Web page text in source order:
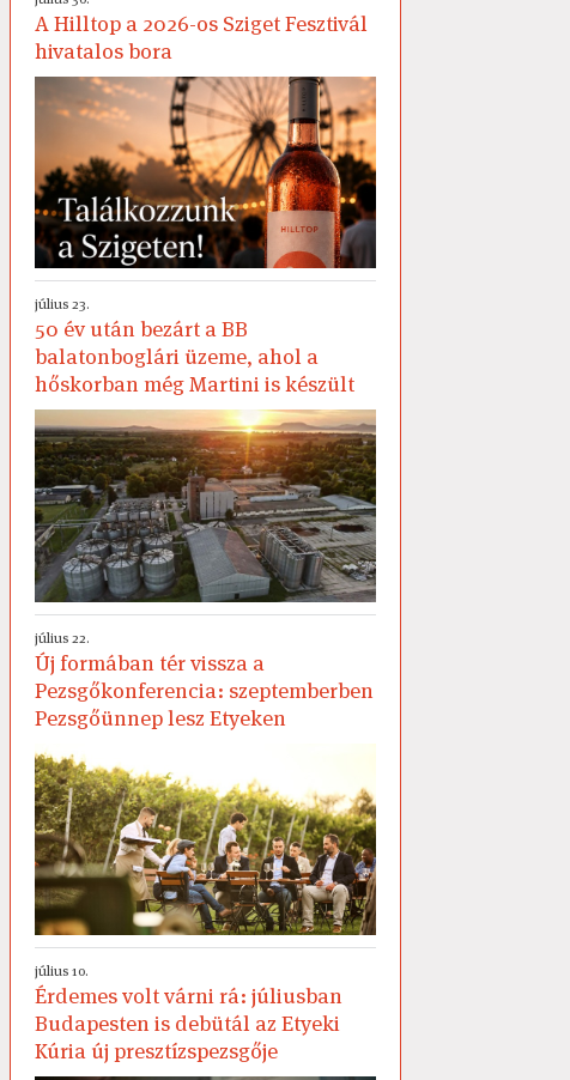
A Hilltop a 2026-os Sziget Fesztivál
hivatalos bora
július 23.
50 év után bezárt a BB
balatonboglári üzeme, ahol a
hőskorban még Martini is készült
július 22.
Új formában tér vissza a
Pezsgőkonferencia: szeptemberben
Pezsgőünnep lesz Etyeken
július 10.
Érdemes volt várni rá: júliusban
Budapesten is debütál az Etyeki
Kúria új presztízspezsgője